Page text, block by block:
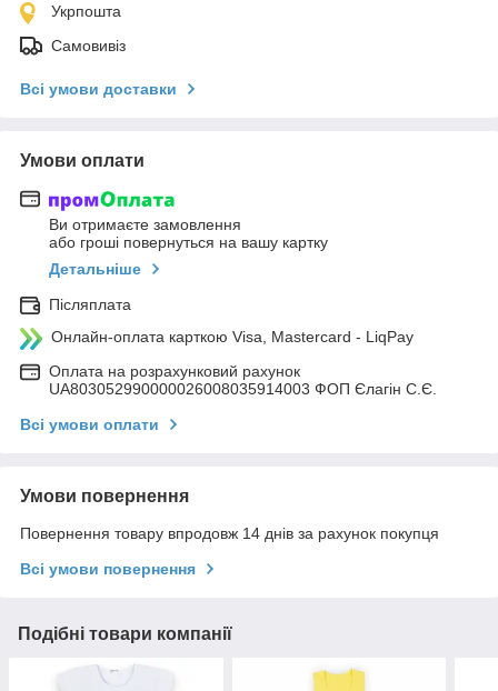
Укрпошта
Самовивіз
Всі умови доставки
Умови оплати
Ви отримаєте замовлення
або гроші повернуться на вашу картку
Детальніше
Післяплата
Онлайн-оплата карткою Visa, Mastercard - LiqPay
Оплата на розрахунковий рахунок
UA803052990000026008035914003 ФОП Єлагін С.Є.
Всі умови оплати
Умови повернення
Повернення товару впродовж 14 днів за рахунок покупця
Всі умови повернення
Подібні товари компанії